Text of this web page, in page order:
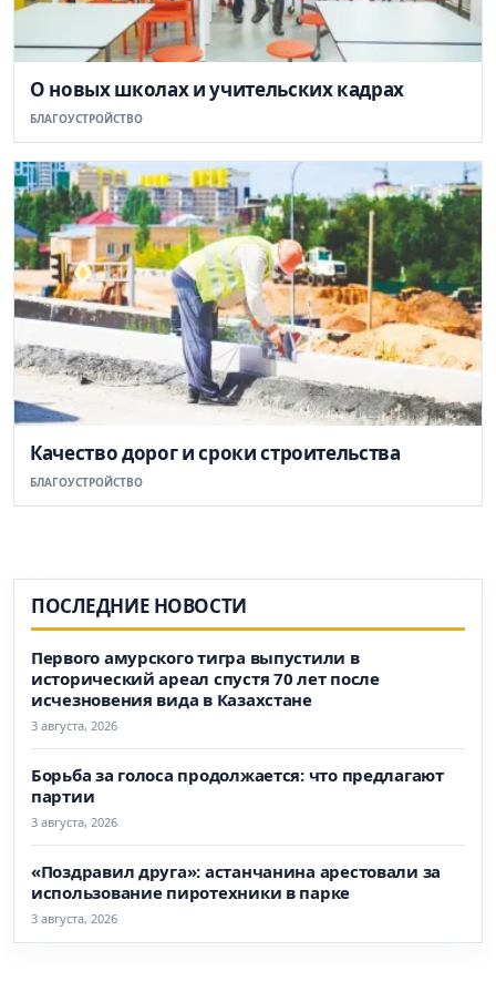
О новых школах и учительских кадрах
БЛАГОУСТРОЙСТВО
Качество дорог и сроки строительства
БЛАГОУСТРОЙСТВО
ПОСЛЕДНИЕ НОВОСТИ
Первого амурского тигра выпустили в
исторический ареал спустя 70 лет после
исчезновения вида в Казахстане
3 августа, 2026
Борьба за голоса продолжается: что предлагают
партии
3 августа, 2026
«Поздравил друга»: астанчанина арестовали за
использование пиротехники в парке
3 августа, 2026